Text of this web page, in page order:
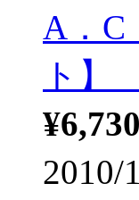
A．C
ト】
¥6,730
2010/